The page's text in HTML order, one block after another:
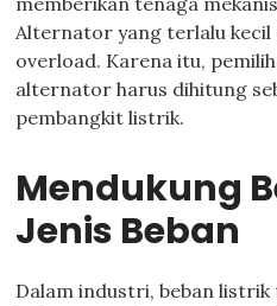
Alternator yang terlalu kecil
overload. Karena itu,
alternator harus dihitung
pembangkit listrik.
Mendukung
Jenis Beban
Dalam industri, beban listrik